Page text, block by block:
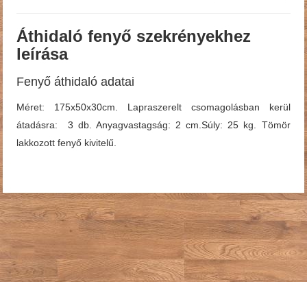
Áthidaló fenyő szekrényekhez
leírása
Fenyő áthidaló adatai
Méret: 175x50x30cm. Lapraszerelt csomagolásban kerül
átadásra: 3 db. Anyagvastagság: 2 cm.Súly: 25 kg. Tömör
lakkozott fenyő kivitelű.